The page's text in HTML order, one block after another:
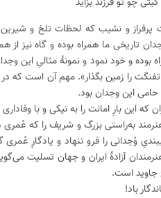
پرفراز و نشیب که لحظات تلخ و
تاریخی ما همراه بوده و گاه نیز از
و خود نمود و نمونۀ مثالیِ این
را زمین بگذار». مهم آن است که
حامی این وجدان بود.
که این بارِ امانت را به نیکی و با
به‌راستی بزرگ و شریف را که عُمری
وُجدانی را فرو ننهاد و یادگارِ عُمری
آزادۀ ایران و جهان تسلیت
جاوید است.
باد!